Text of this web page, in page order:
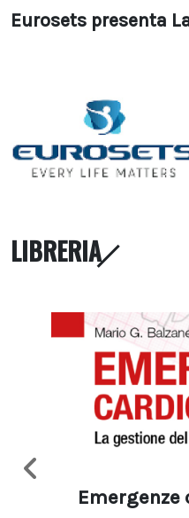
Eurosets presenta
LIBRERIA
Emergenze